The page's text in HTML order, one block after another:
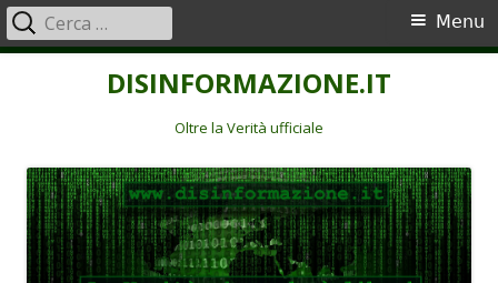
DISINFORMAZIONE.IT
Oltre la Verità ufficiale
Menu
principale
Menu
Ricerca
per: